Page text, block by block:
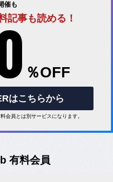
催も
記事も読める！
％OFF
はこちらから
会員とは別サービスになります。
有料会員